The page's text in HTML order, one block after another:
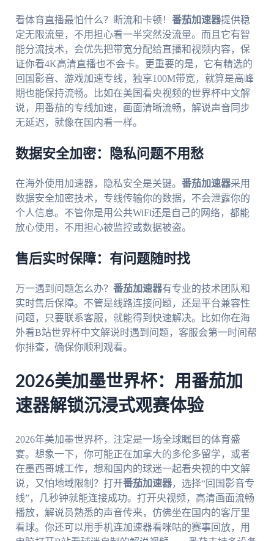
看体育直播最怕什么？断流和卡顿！ 番茄加速器提供稳
定无限流量，不用担心看一半突然没流量。而且它有智
能分流技术，会优先把带宽分配给直播和视频内容，保
证你看4K高清直播也不会卡。更重要的是，它有精选的
回国影音、游戏加速专线，独享100M带宽，就算是高峰
期也能保持流畅。比如在美国看央视频的世界杯中文解
说，用番茄的专线加速，画面清晰流畅，解说声音同步
无延迟，就像在国内看一样。
数据安全加密：隐私问题不用愁
在海外使用加速器，隐私安全是关键。 番茄加速器采用
数据安全加密技术，专线传输你的数据，不会泄露你的
个人信息。不管你是用公共WiFi还是自己的网络，都能
放心使用，不用担心被监控或数据被盗。
售后实时保障：有问题随时找
万一遇到问题怎么办？ 番茄加速器有专业的技术团队和
实时售后保障。不管是线路连接问题，还是平台兼容性
问题，只要联系客服，就能得到快速解决。比如你在海
外看B站世界杯中文解说时遇到问题，客服会第一时间帮
你排查，确保你顺利观看。
2026美加墨世界杯：用番茄加
速器解锁沉浸式观赛体验
2026年美加墨世界杯，注定是一场全球瞩目的体育盛
宴。想象一下，你可能正在加拿大的多伦多留学，或者
在墨西哥城工作，想和国内的球迷一起看央视的中文解
说，又怕地域限制？打开番茄加速器，选择“回国影音专
线”，几秒钟就能连接成功。打开央视频，高清画面流畅
播放，解说员熟悉的声音传来，仿佛坐在国内的客厅里
看球。你还可以用手机连加速器看咪咕的赛事回放，用